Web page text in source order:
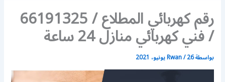
رقم كهربائي المطلاع / 66191325
/ فني كهربائي منازل 24 ساعة
بواسطة Rwan/26 يونيو، 2021